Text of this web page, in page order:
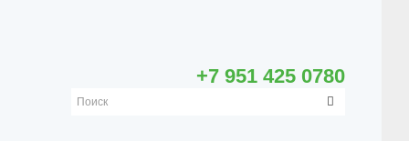
+7 951 425 0780